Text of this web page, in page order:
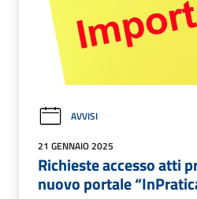
AVVISI
21 GENNAIO 2025
Richieste accesso atti
nuovo portale